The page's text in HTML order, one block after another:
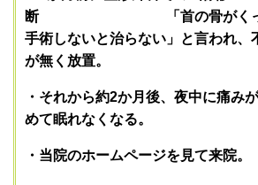
断 「首の骨がくっつい
手術しないと治らない」と言われ、
が無く放置。
・それから約2か月後、夜中に痛み
めて眠れなくなる。
・当院のホームページを見て来院。